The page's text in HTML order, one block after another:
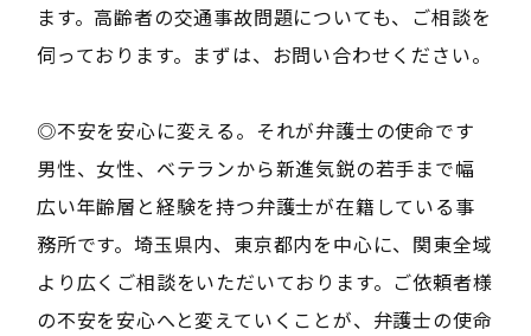
ます。高齢者の交通事故問題についても、ご相談を
伺っております。まずは、お問い合わせください。
◎不安を安心に変える。それが弁護士の使命です
男性、女性、ベテランから新進気鋭の若手まで幅
広い年齢層と経験を持つ弁護士が在籍している事
務所です。埼玉県内、東京都内を中心に、関東全域
より広くご相談をいただいております。ご依頼者様
の不安を安心へと変えていくことが、弁護士の使命